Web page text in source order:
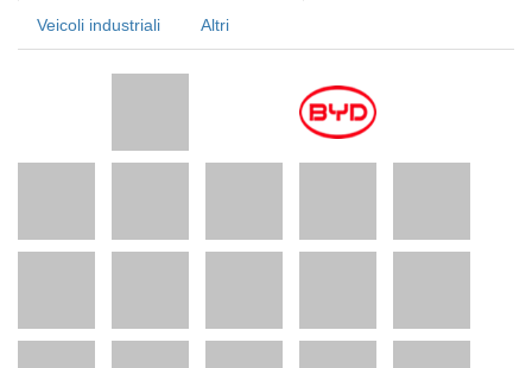
Veicoli industriali Altri